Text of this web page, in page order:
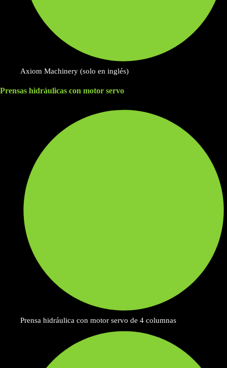
Axiom Machinery (solo en inglés)
Prensas hidráulicas con motor servo
Prensa hidráulica con motor servo de 4 columnas